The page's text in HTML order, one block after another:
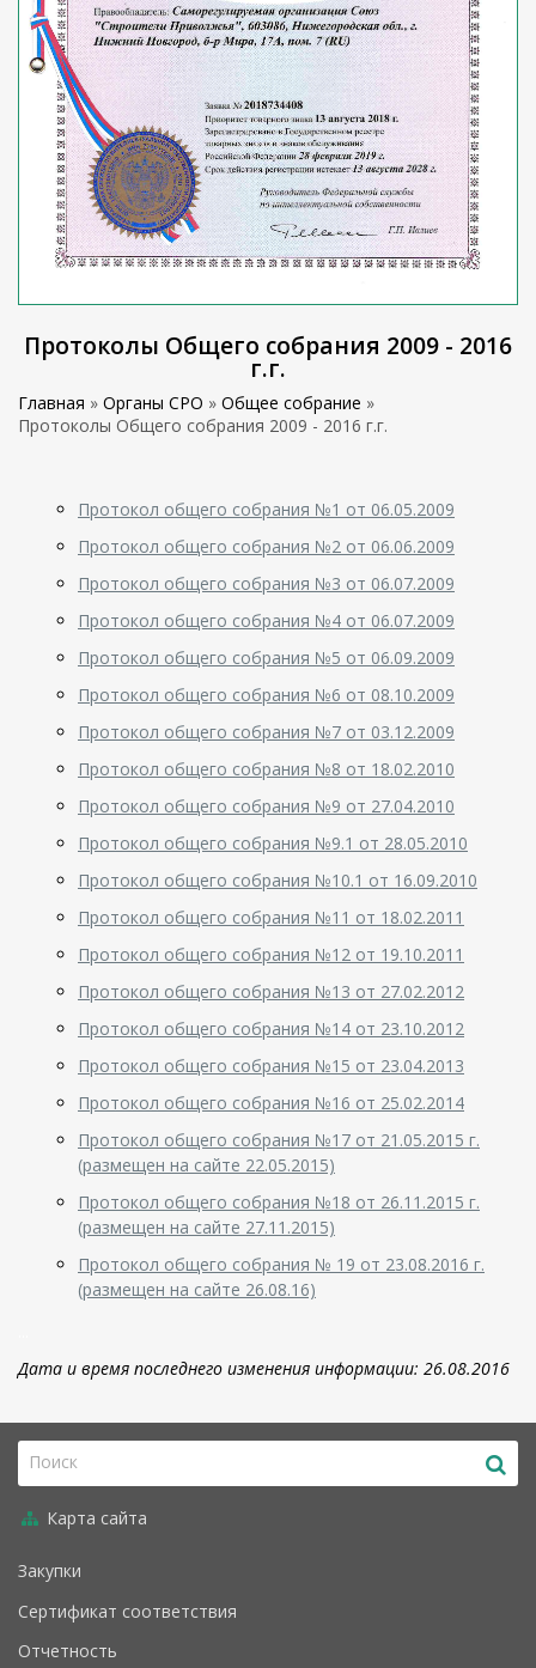
Протоколы Общего собрания 2009 - 2016
г.г.
Главная » Органы СРО » Общее собрание »
Протоколы Общего собрания 2009 - 2016 г.г.
Протокол общего собрания №1 от 06.05.2009
Протокол общего собрания №2 от 06.06.2009
Протокол общего собрания №3 от 06.07.2009
Протокол общего собрания №4 от 06.07.2009
Протокол общего собрания №5 от 06.09.2009
Протокол общего собрания №6 от 08.10.2009
Протокол общего собрания №7 от 03.12.2009
Протокол общего собрания №8 от 18.02.2010
Протокол общего собрания №9 от 27.04.2010
Протокол общего собрания №9.1 от 28.05.2010
Протокол общего собрания №10.1 от 16.09.2010
Протокол общего собрания №11 от 18.02.2011
Протокол общего собрания №12 от 19.10.2011
Протокол общего собрания №13 от 27.02.2012
Протокол общего собрания №14 от 23.10.2012
Протокол общего собрания №15 от 23.04.2013
Протокол общего собрания №16 от 25.02.2014
Протокол общего собрания №17 от 21.05.2015 г.
(размещен на сайте 22.05.2015)
Протокол общего собрания №18 от 26.11.2015 г.
(размещен на сайте 27.11.2015)
Протокол общего собрания № 19 от 23.08.2016 г.
(размещен на сайте 26.08.16)
Дата и время последнего изменения информации: 26.08.2016
Карта сайта
Закупки
Сертификат соответствия
Отчетность